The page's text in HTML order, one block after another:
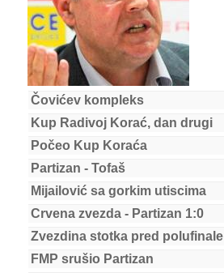
Čovićev kompleks
Kup Radivoj Korać, dan drugi
Počeo Kup Koraća
Partizan - Tofaš
Mijailović sa gorkim utiscima
Crvena zvezda - Partizan 1:0
Zvezdina stotka pred polufinale
FMP srušio Partizan